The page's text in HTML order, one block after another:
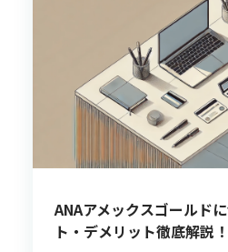
ANAアメックスゴールド
ト・デメリット徹底解説！